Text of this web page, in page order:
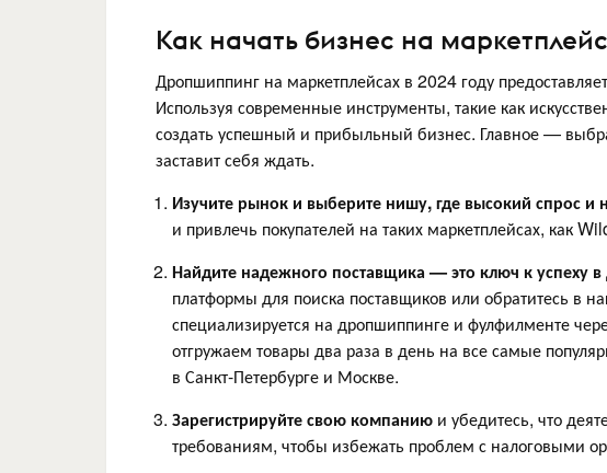
Как начать бизнес на
Дропшиппинг на маркетплейсах в 2024 году
Используя современные инструменты, такие как
создать успешный и прибыльный бизнес. Главное —
заставит себя ждать.
Изучите рынок и выберите нишу, где высокий спрос и
и привлечь покупателей на таких маркетплейсах, как
Найдите надежного поставщика — это ключ к успеху
платформы для поиска поставщиков или обратитесь в
специализируется на дропшиппинге и фулфилменте
отгружаем товары два раза в день на все самые
в Санкт-Петербурге и Москве.
Зарегистрируйте свою компанию и убедитесь, что
требованиям, чтобы избежать проблем с налоговыми